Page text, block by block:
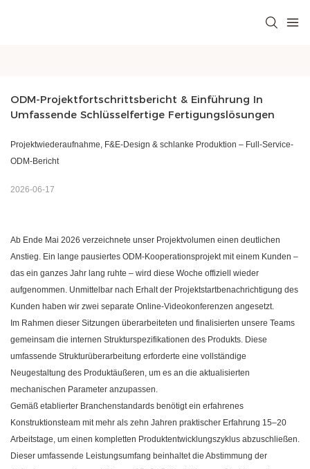
ODM-Projektfortschrittsbericht & Einführung In
Umfassende Schlüsselfertige Fertigungslösungen
Projektwiederaufnahme, F&E-Design & schlanke Produktion – Full-Service-
ODM-Bericht
2026-06-17
Ab Ende Mai 2026 verzeichnete unser Projektvolumen einen deutlichen
Anstieg. Ein lange pausiertes ODM-Kooperationsprojekt mit einem Kunden –
das ein ganzes Jahr lang ruhte – wird diese Woche offiziell wieder
aufgenommen. Unmittelbar nach Erhalt der Projektstartbenachrichtigung des
Kunden haben wir zwei separate Online-Videokonferenzen angesetzt.
Im Rahmen dieser Sitzungen überarbeiteten und finalisierten unsere Teams
gemeinsam die internen Strukturspezifikationen des Produkts. Diese
umfassende Strukturüberarbeitung erforderte eine vollständige
Neugestaltung des Produktäußeren, um es an die aktualisierten
mechanischen Parameter anzupassen.
Gemäß etablierter Branchenstandards benötigt ein erfahrenes
Konstruktionsteam mit mehr als zehn Jahren praktischer Erfahrung 15–20
Arbeitstage, um einen kompletten Produktentwicklungszyklus abzuschließen.
Dieser umfassende Leistungsumfang beinhaltet die Abstimmung der